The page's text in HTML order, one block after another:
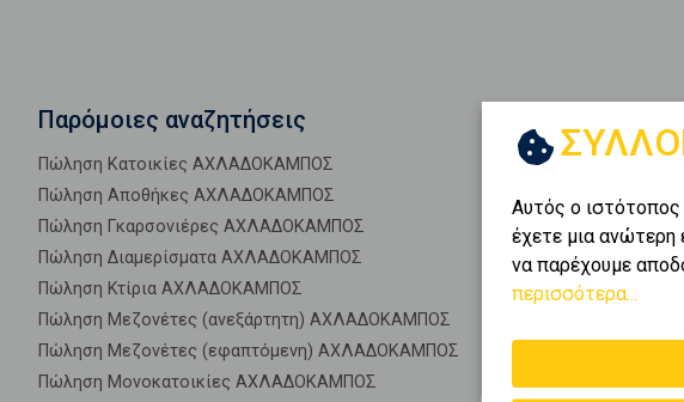
Παρόμοιες αναζητήσεις
Πώληση Κατοικίες ΑΧΛΑΔΟΚΑΜΠΟΣ
Πώληση Αποθήκες ΑΧΛΑΔΟΚΑΜΠΟΣ
Πώληση Γκαρσονιέρες ΑΧΛΑΔΟΚΑΜΠΟΣ
Πώληση Διαμερίσματα ΑΧΛΑΔΟΚΑΜΠΟΣ
Πώληση Κτίρια ΑΧΛΑΔΟΚΑΜΠΟΣ
Πώληση Μεζονέτες (ανεξάρτητη) ΑΧΛΑΔΟΚΑΜΠΟΣ
Πώληση Μεζονέτες (εφαπτόμενη) ΑΧΛΑΔΟΚΑΜΠΟΣ
Πώληση Μονοκατοικίες ΑΧΛΑΔΟΚΑΜΠΟΣ
Αυτός ο ιστότοπος
έχετε μια ανώτερη
να παρέχουμε
περισσότερα...